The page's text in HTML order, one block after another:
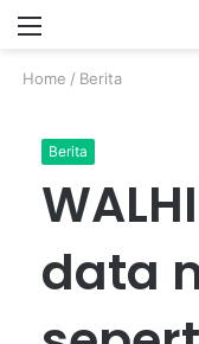
Menu
Home / Berita
Berita
data